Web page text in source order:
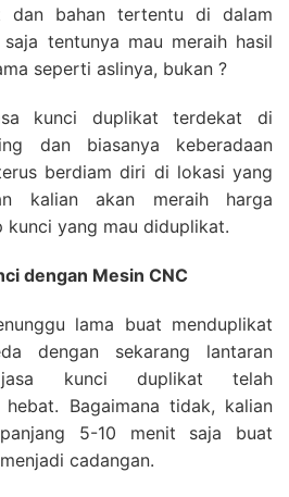
dan bahan tertentu di dalam
tentunya mau meraih hasil
seperti aslinya, bukan ?
kunci duplikat terdekat di
dan biasanya keberadaan
berdiam diri di lokasi yang
kalian akan meraih harga
yang mau diduplikat.
dengan Mesin CNC
lama buat menduplikat
dengan sekarang lantaran
kunci duplikat telah
hebat. Bagaimana tidak, kalian
5-10 menit saja buat
cadangan.